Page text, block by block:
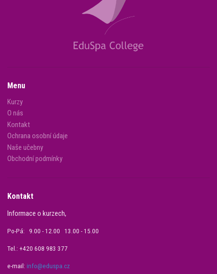
Menu
Kurzy
O nás
Kontakt
Ochrana osobní údaje
Naše učebny
Obchodní podmínky
Kontakt
Informace o kurzech,
Po-Pá: 9.00 - 12.00 13.00 - 15.00
Tel.: +420 608 983 377
e-mail: info@eduspa.cz